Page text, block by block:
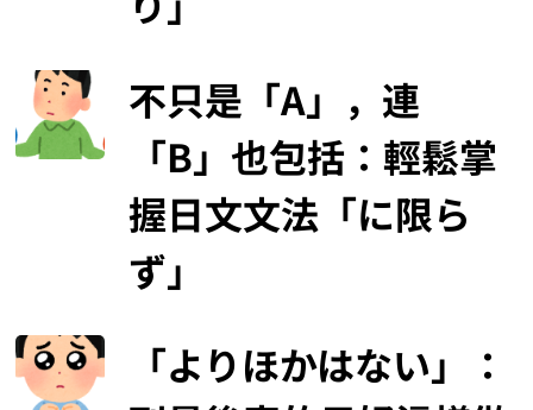
不只是「A」，連
「B」也包括：輕鬆掌
握日文文法「に限ら
ず」
「よりほかはない」：